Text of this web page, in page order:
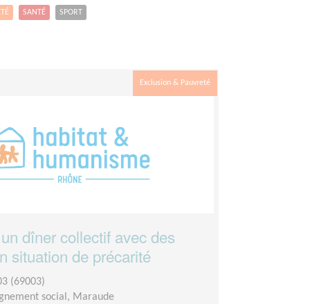
SANTÉ SPORT
Exclusion & Pauvreté
dîner collectif avec des
situation de précarité
(69003)
social, Maraude